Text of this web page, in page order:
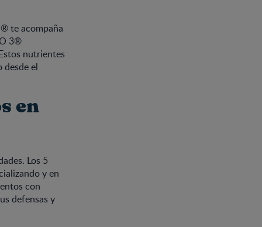
te acompaña
3®
nutrientes
el
en
Los 5
y en
con
defensas y